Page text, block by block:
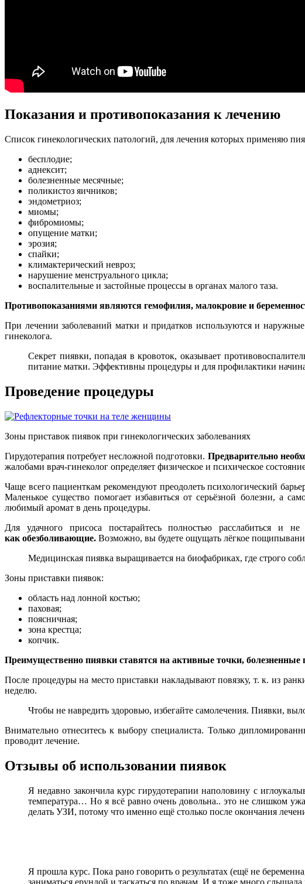
Показания и противопоказания к лечению
Список гинекологических патологий, для лечения которых применяю
бесплодие;
аднексит;
болезненные месячные;
поликистоз яичников;
эндометриоз;
миомы;
фибромиомы;
опущение матки;
эрозия;
спайки;
климактерический невроз;
нарушение менструального цикла;
воспалительные и застойные процессы в органах малого таза.
Противопоказаниями являются гемофилия, малокровие и
При лечении заболеваний матки и придатков используются и
гинеколога.
Секрет пиявки, попадая в кровоток, оказывает
питание матки. Эффективны процедуры и для профилактики
Проведение процедуры
Зоны приставок пиявок при гинекологических заболеваниях
Гирудотерапия потребует несложной подготовки. Предварительно
жалобами врач-гинеколог определяет физическое и психическое
Чаще всего пациенткам рекомендуют преодолеть психологический
Маленькое существо помогает избавиться от серьёзной болезни, а
любимый аромат в день процедуры.
Для удачного присоса постарайтесь полностью расслабиться и
как обезболивающие. Возможно, вы будете ощущать лёгкое
Медицинская пиявка выращивается на биофабриках, где строго
Зоны приставки пиявок:
область над лонной костью;
паховая;
поясничная;
зона крестца;
копчик.
Преимущественно пиявки ставятся на активные точки, болезненные
После процедуры на место приставки накладывают повязку, т. к. из
неделю.
Чтобы не навредить здоровью, избегайте самолечения. Пиявки,
Внимательно отнеситесь к выбору специалиста. Только
проводит лечение.
Отзывы об использовании пиявок
Я недавно закончила курс гирудотерапии наполовину с
температура… Но я всё равно очень довольна.. это не слишком
делать УЗИ, потому что именно ещё столько после окончания
Я прошла курс. Пока рано говорить о результатах (ещё не
заниматься ерундой и таскаться по врачам. И я тоже много